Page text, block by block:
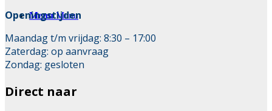
Menu Menu
Openingstijden
Maandag t/m vrijdag: 8:30 – 17:00
Zaterdag: op aanvraag
Zondag: gesloten
Direct naar